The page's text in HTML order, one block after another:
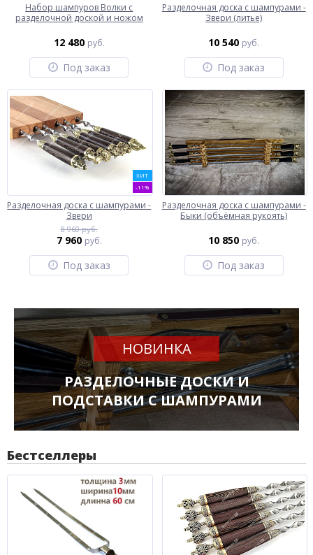
Набор шампуров Волки с
разделочной доской и ножом
12 480 руб.
Под заказ
Разделочная доска с шампурами -
Звери (литье)
10 540 руб.
Под заказ
ХИТ
-11%
Разделочная доска с шампурами -
Звери
8 960 руб.
7 960 руб.
Под заказ
Разделочная доска с шампурами -
Быки (объёмная рукоять)
10 850 руб.
Под заказ
НОВИНКА
РАЗДЕЛОЧНЫЕ ДОСКИ И
ПОДСТАВКИ С ШАМПУРАМИ
Бестселлеры